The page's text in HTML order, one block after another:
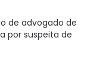
de advogado de
por suspeita de